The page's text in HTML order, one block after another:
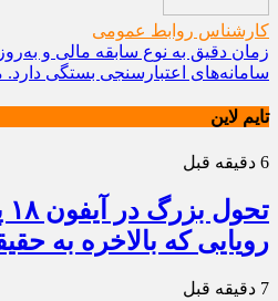
کارشناس روابط عمومی
زمان دقیق به نوع سابقه مالی و
سامانه‌های اعتبارسنجی بستگی دارد.
تایم لاین
6 دقیقه قبل
رویایی که بالاخره به
7 دقیقه قبل